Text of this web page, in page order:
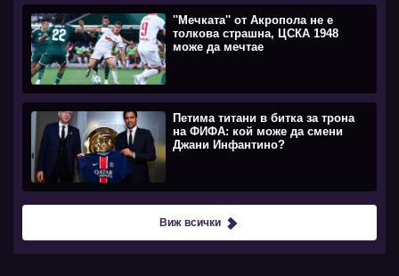
''Мечката'' от Акропола не е
толкова страшна, ЦСКА 1948
може да мечтае
Петима титани в битка за трона
на ФИФА: кой може да смени
Джани Инфантино?
Виж всички